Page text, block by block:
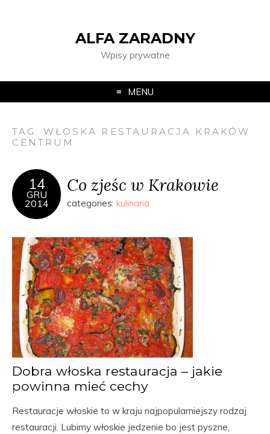
ALFA ZARADNY
Wpisy prywatne
MENU
TAG:WŁOSKA RESTAURACJA KRAKÓW
CENTRUM
14
GRU
2014
Co zjeśc w Krakowie
categories: kulinaria
Dobra włoska restauracja – jakie
powinna mieć cechy
Restauracje włoskie to w kraju najpopularniejszy rodzaj
restauracji. Lubimy włoskie jedzenie bo jest pyszne,